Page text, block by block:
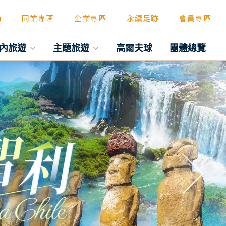
同業專區 企業專區 永續足跡 會員專區
旅遊 主題旅遊 高爾夫球 團體總覽
往後